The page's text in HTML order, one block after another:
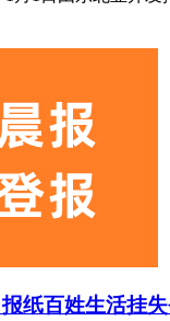
纸百姓生活挂